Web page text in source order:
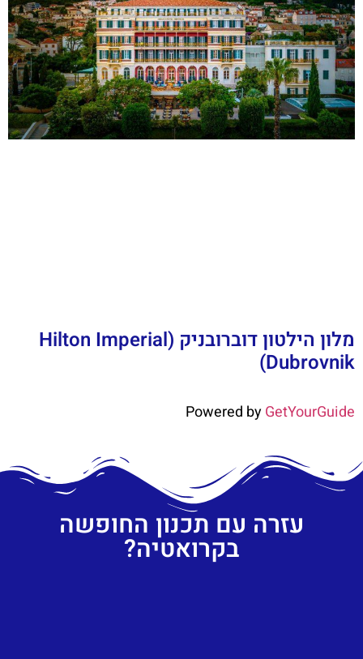
מלון הילטון דוברובניק (Hilton Imperial
Dubrovnik)
Powered byGetYourGuide
עזרה עם תכנון החופשה
בקרואטיה?